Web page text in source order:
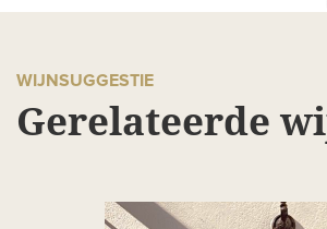
WIJNSUGGESTIE
Gerelateerde